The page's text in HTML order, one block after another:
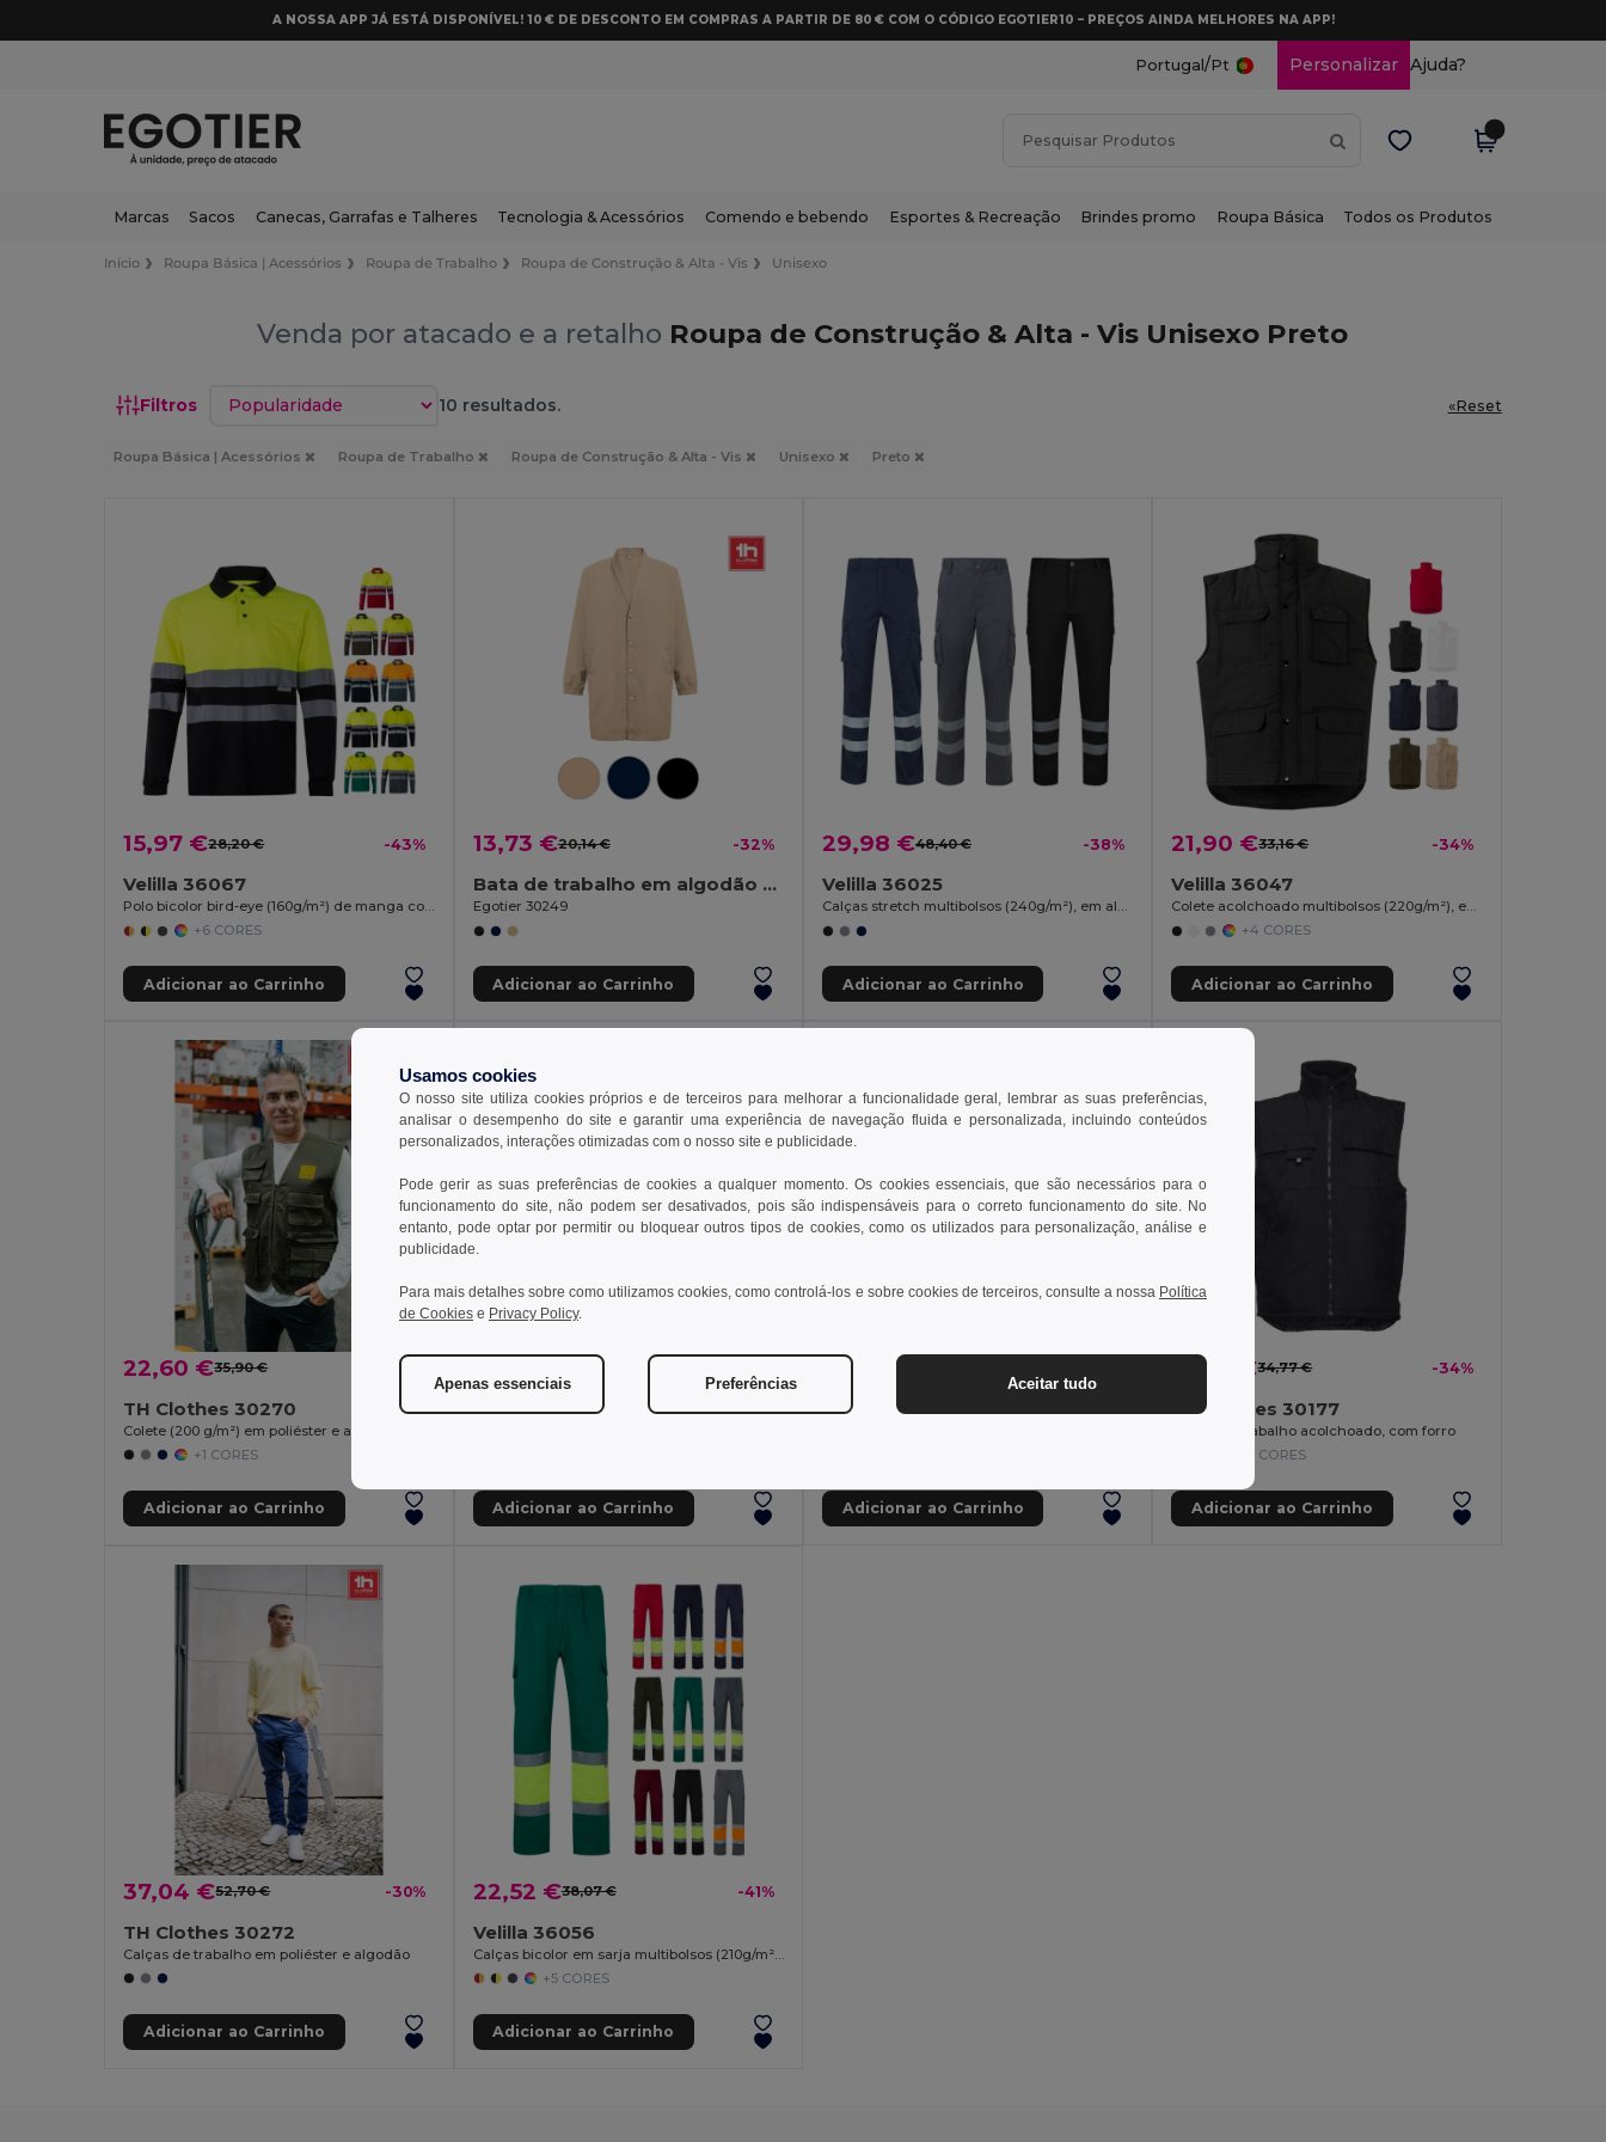
A NOSSA APP JÁ ESTÁ DISPONÍVEL! 10 € DE DESCONTO EM COMPRAS A PARTIR DE 80 € COM O CÓDIGO EGOTIER10 – PREÇOS AINDA MELHORES NA APP!
Portugal /Pt Personalizar Ajuda?
Marcas Sacos Canecas, Garrafas e Talheres Tecnologia & Acessórios Comendo e bebendo Esportes & Recreação Brindes promo Roupa Básica Todos os Produtos
Início Roupa Básica | Acessórios Roupa de Trabalho Roupa de Construção & Alta - Vis Unisexo
Venda por atacado e a retalho Roupa de Construção & Alta - Vis Unisexo Preto
Filtros Classificar por 10 resultados. «Reset
Roupa Básica | Acessórios Roupa de Trabalho Roupa de Construção & Alta - Vis Unisexo Preto
15,97 €28,20 € -43%
Velilla 36067
Polo bicolor bird-eye (160g/m²) de manga comprida, em poliéster (100%)
+6 CORES
Adicionar ao Carrinho
13,73 €20,14 € -32%
Bata de trabalho em algodão e poliéster
Egotier 30249
Adicionar ao Carrinho
29,98 €48,40 € -38%
Velilla 36025
Calças stretch multibolsos (240g/m²), em algodão (46%), EME (38%) e poliéster (16%)
Adicionar ao Carrinho
21,90 €33,16 € -34%
Velilla 36047
Colete acolchoado multibolsos (220g/m²), em poliéster (100%)
+4 CORES
Adicionar ao Carrinho
22,60 €35,90 € -37%
TH Clothes 30270
Colete (200 g/m²) em poliéster e algodão
+1 CORES
Adicionar ao Carrinho
36,37 €
Velilla 36054
Adicionar ao Carrinho
28,04 €
Velilla 36052
Adicionar ao Carrinho
22,91 €34,77 € -34%
TH Clothes 30177
Colete de trabalho acolchoado, com forro
+1 CORES
Adicionar ao Carrinho
37,04 €52,70 € -30%
TH Clothes 30272
Calças de trabalho em poliéster e algodão
Adicionar ao Carrinho
22,52 €38,07 € -41%
Velilla 36056
Calças bicolor em sarja multibolsos (210g/m²), em algodão (20%) e poliéster (80%)
+5 CORES
Adicionar ao Carrinho
Usamos cookies
O nosso site utiliza cookies próprios e de terceiros para melhorar a funcionalidade geral, lembrar as suas preferências,
analisar o desempenho do site e garantir uma experiência de navegação fluida e personalizada, incluindo conteúdos
personalizados, interações otimizadas com o nosso site e publicidade.
Pode gerir as suas preferências de cookies a qualquer momento. Os cookies essenciais, que são necessários para o
funcionamento do site, não podem ser desativados, pois são indispensáveis para o correto funcionamento do site. No
entanto, pode optar por permitir ou bloquear outros tipos de cookies, como os utilizados para personalização, análise e
publicidade.
Para mais detalhes sobre como utilizamos cookies, como controlá-los e sobre cookies de terceiros, consulte a nossa Política
de Cookies e Privacy Policy.
Apenas essenciais Preferências Aceitar tudo